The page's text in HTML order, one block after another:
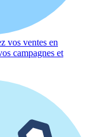
vos ventes en
campagnes et